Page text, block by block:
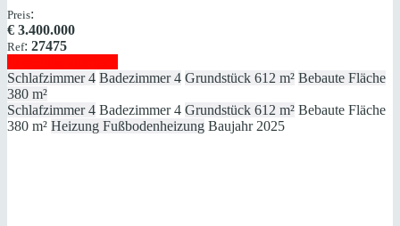
Preis:
€ 3.400.000
Ref: 27475
Schlafzimmer 4 Badezimmer 4 Grundstück 612 m² Bebaute Fläche
380 m²
Schlafzimmer 4 Badezimmer 4 Grundstück 612 m² Bebaute Fläche
380 m² Heizung Fußbodenheizung Baujahr 2025